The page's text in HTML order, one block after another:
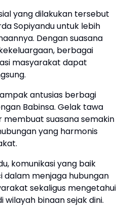
yang dilakukan tersebut
Sopiyandu untuk lebih
Dengan suasana
berbagai
masyarakat dapat
antusias berbagi
Babinsa. Gelak tawa
suasana semakin
yang harmonis
komunikasi yang baik
dalam menjaga hubungan
sekaligus mengetahui
binaan sejak dini.